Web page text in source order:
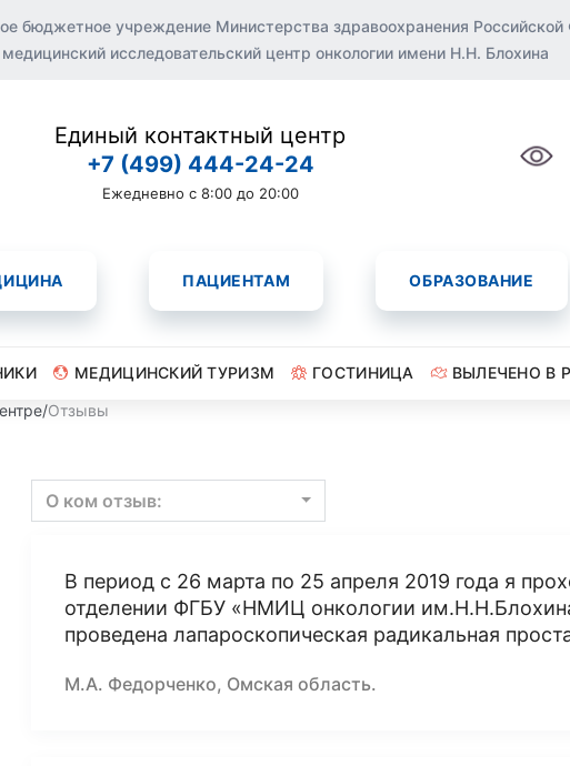
бюджетное учреждение Министерства здравоохранения
исследовательский центр онкологии имени Н.Н. Блохина
Единый контактный центр
+7 (499) 444-24-24
Ежедневно с 8:00 до 20:00
ПАЦИЕНТАМ ОБРАЗОВАНИЕ
МЕДИЦИНСКИЙ ТУРИЗМ ГОСТИНИЦА ВЫЛЕЧЕНО В
/Отзывы
О ком отзыв:
В период с 26 марта по 25 апреля 2019 года я
отделении ФГБУ «НМИЦ онкологии
проведена лапароскопическая радикальная
М.А. Федорченко, Омская область.